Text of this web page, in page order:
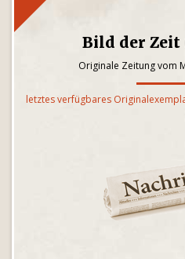
Bild der
Originale Zeitung vom
letztes verfügbares